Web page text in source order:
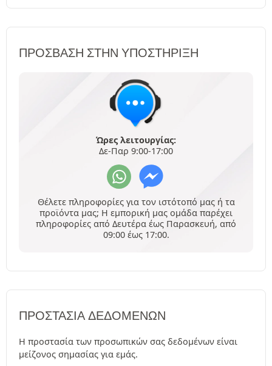
ΠΡΌΣΒΑΣΗ ΣΤΗΝ ΥΠΟΣΤΉΡΙΞΗ
Ώρες λειτουργίας:
Δε-Παρ 9:00-17:00
Θέλετε πληροφορίες για τον ιστότοπό μας ή τα
προϊόντα μας; Η εμπορική μας ομάδα παρέχει
πληροφορίες από Δευτέρα έως Παρασκευή, από
09:00 έως 17:00.
ΠΡΟΣΤΑΣΊΑ ΔΕΔΟΜΈΝΩΝ
Η προστασία των προσωπικών σας δεδομένων είναι
μείζονος σημασίας για εμάς.